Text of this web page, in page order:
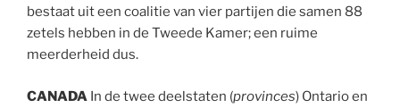
bestaat uit een coalitie van vier partijen die samen 88
zetels hebben in de Tweede Kamer; een ruime
meerderheid dus.
CANADA In de twee deelstaten (provinces) Ontario en